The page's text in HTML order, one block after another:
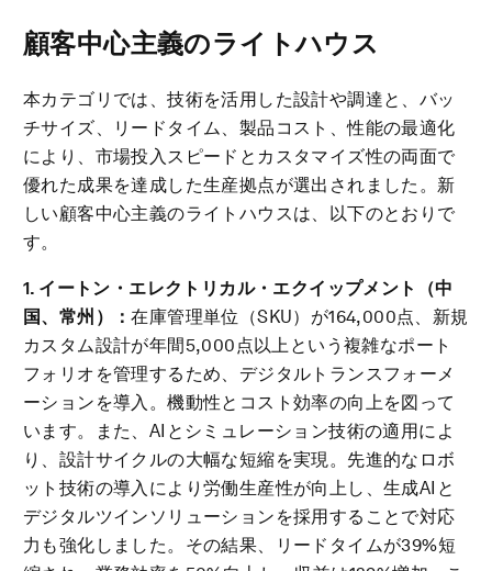
顧客中心主義のライトハウス
本カテゴリでは、技術を活用した設計や調達と、バッ
チサイズ、リードタイム、製品コスト、性能の最適化
により、市場投入スピードとカスタマイズ性の両面で
優れた成果を達成した生産拠点が選出されました。新
しい顧客中心主義のライトハウスは、以下のとおりで
す。
1. イートン・エレクトリカル・エクイップメント（中
国、常州）：在庫管理単位（SKU）が164,000点、新規
カスタム設計が年間5,000点以上という複雑なポート
フォリオを管理するため、デジタルトランスフォーメ
ーションを導入。機動性とコスト効率の向上を図って
います。また、AIとシミュレーション技術の適用によ
り、設計サイクルの大幅な短縮を実現。先進的なロボ
ット技術の導入により労働生産性が向上し、生成AIと
デジタルツインソリューションを採用することで対応
力も強化しました。その結果、リードタイムが39%短